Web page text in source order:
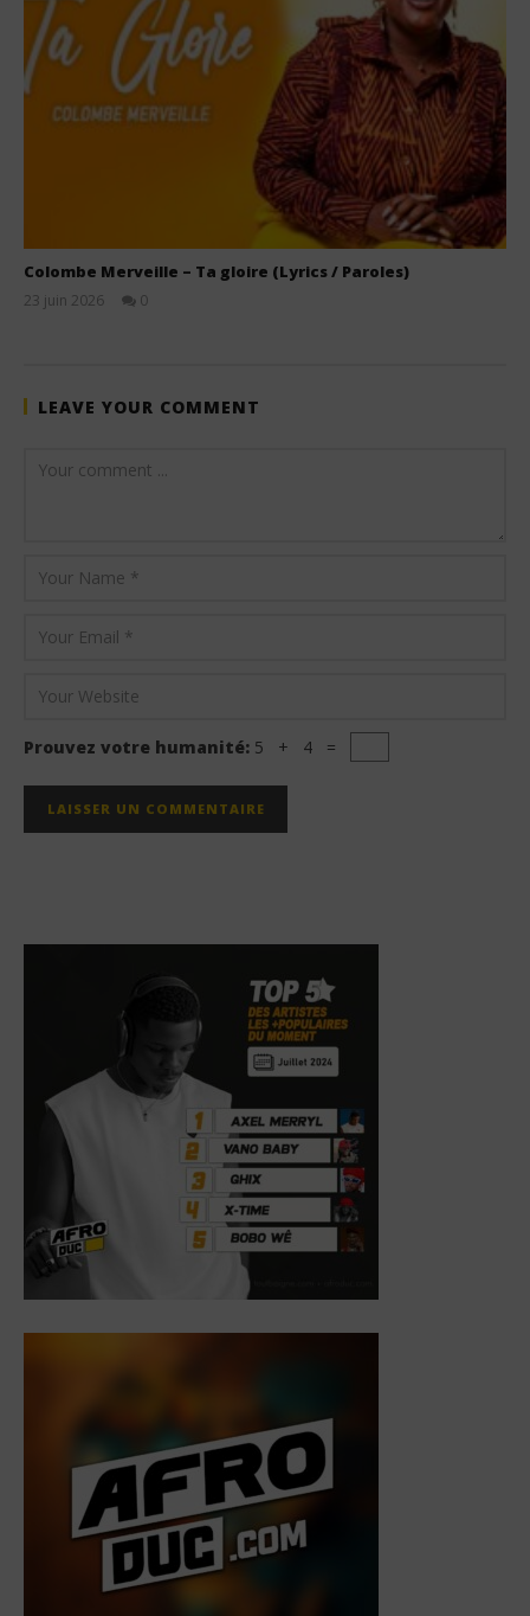
Colombe Merveille – Ta gloire (Lyrics / Paroles)
23 juin 2026
0
LEAVE YOUR COMMENT
Prouvez votre humanité: 5 + 4 =